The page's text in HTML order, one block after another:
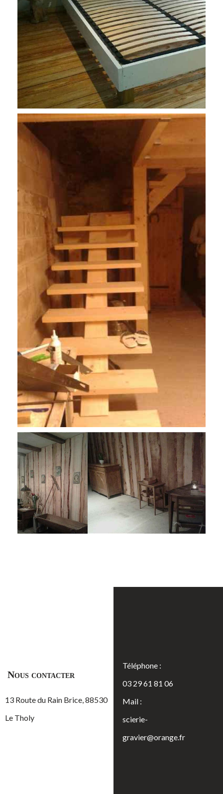
Nous contacter
13 Route du Rain Brice, 88530
Le Tholy
Téléphone :
03 29 61 81 06
Mail :
scierie-
gravier@orange.fr